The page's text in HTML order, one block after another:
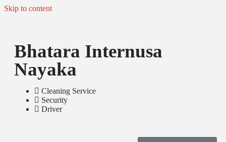
Skip to content
Bhatara Internusa
Nayaka
Cleaning Service
Security
Driver